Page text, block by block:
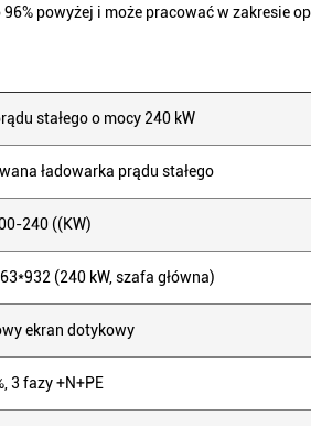
powyżej i może pracować w zakresie
stałego o mocy 240 kW
ładowarka prądu stałego
240 ((KW)
(240 kW, szafa główna)
ekran dotykowy
3 fazy +N+PE